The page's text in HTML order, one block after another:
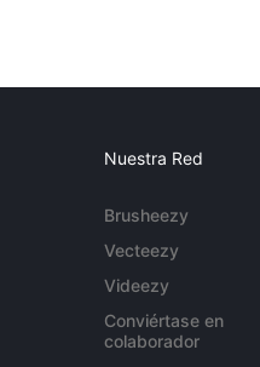
Nuestra Red
Brusheezy
Vecteezy
Videezy
Conviértase en
colaborador